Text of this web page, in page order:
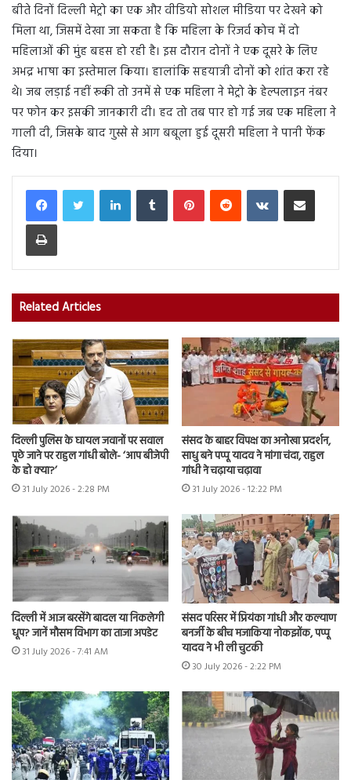
बीते दिनों दिल्ली मेट्रो का एक और वीडियो सोशल मीडिया पर देखने को
मिला था, जिसमें देखा जा सकता है कि महिला के रिजर्व कोच में दो
महिलाओं की मुंह बहस हो रही है। इस दौरान दोनों ने एक दूसरे के लिए
अभद्र भाषा का इस्तेमाल किया। हालांकि सहयात्री दोनों को शांत करा रहे
थे। जब लड़ाई नहीं रूकी तो उनमें से एक महिला ने मेट्रो के हेल्पलाइन नंबर
पर फोन कर इसकी जानकारी दी। हद तो तब पार हो गई जब एक महिला ने
गाली दी, जिसके बाद गुस्से से आग बबूला हुई दूसरी महिला ने पानी फेंक
दिया।
LinkedInTumblr PinterestReddit VKontakteShare via Email
Print
Related Articles
दिल्ली पुलिस के घायल जवानों पर सवाल
पूछे जाने पर राहुल गांधी बोले- ‘आप बीजेपी
के हो क्या?’
31 July 2026 - 2:28 PM
संसद के बाहर विपक्ष का अनोखा प्रदर्शन,
साधु बने पप्पू यादव ने मांगा चंदा, राहुल
गांधी ने चढ़ाया चढ़ावा
31 July 2026 - 12:22 PM
दिल्ली में आज बरसेंगे बादल या निकलेगी
धूप? जानें मौसम विभाग का ताजा अपडेट
31 July 2026 - 7:41 AM
संसद परिसर में प्रियंका गांधी और कल्याण
बनर्जी के बीच मजाकिया नोकझोंक, पप्पू
यादव ने भी ली चुटकी
30 July 2026 - 2:22 PM